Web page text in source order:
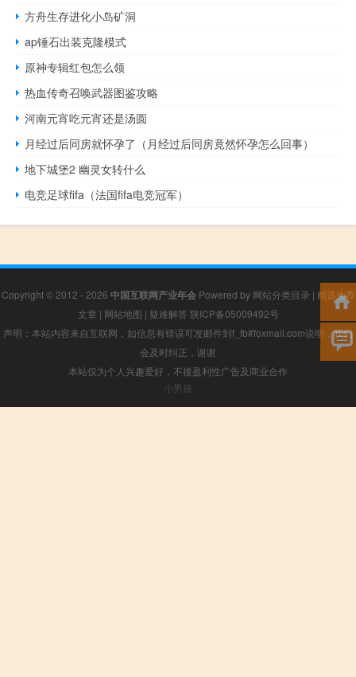
方舟生存进化小岛矿洞
ap锤石出装克隆模式
原神专辑红包怎么领
热血传奇召唤武器图鉴攻略
河南元宵吃元宵还是汤圆
月经过后同房就怀孕了（月经过后同房竟然怀孕怎么回事）
地下城堡2 幽灵女转什么
电竞足球fifa（法国fifa电竞冠军）
Copyright © 2012 - 2026 中国互联网产业年会Powered by 网站分类目录 | 精选推荐
文章 | 网站地图 | 疑难解答 陕ICP备05009492号
声明：本站内容来自互联网，如信息有错误可发邮件到f_fb#foxmail.com说明，我们
会及时纠正，谢谢
本站仅为个人兴趣爱好，不接盈利性广告及商业合作
小男孩